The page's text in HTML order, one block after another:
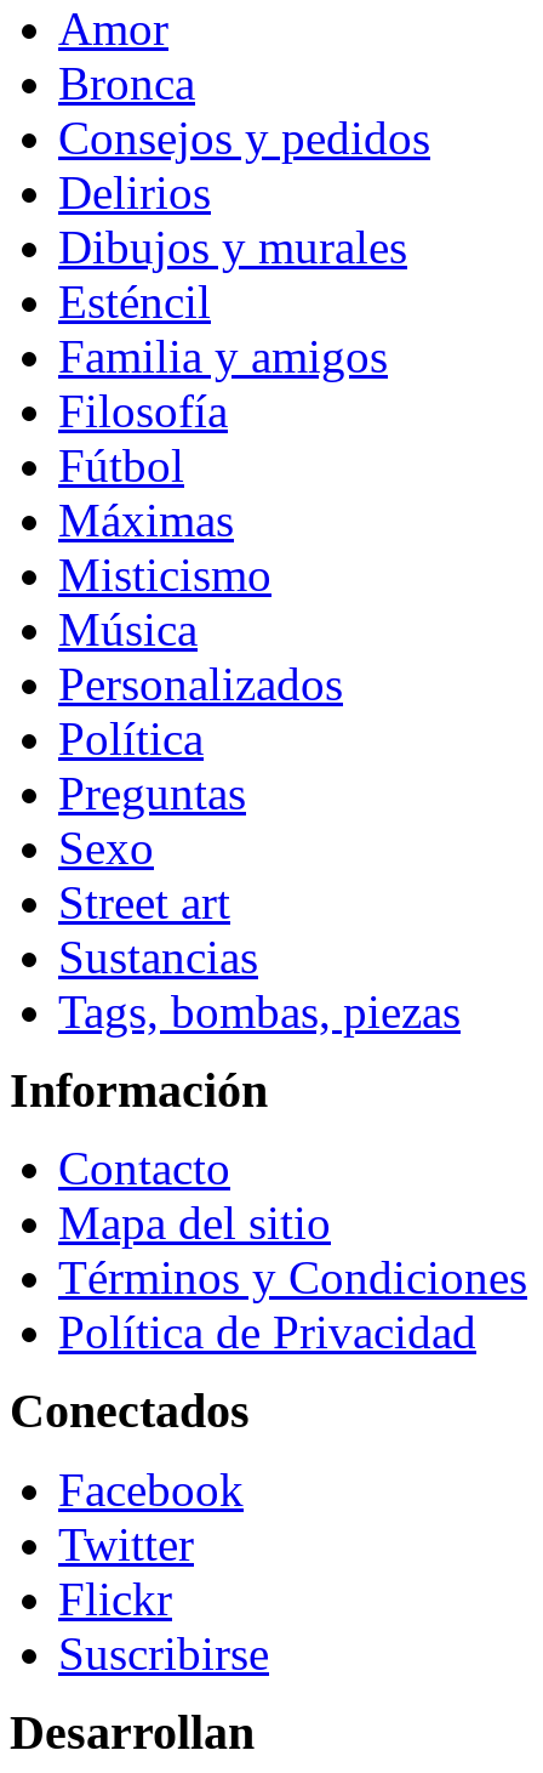
Amor
Bronca
Consejos y pedidos
Delirios
Dibujos y murales
Esténcil
Familia y amigos
Filosofía
Fútbol
Máximas
Misticismo
Música
Personalizados
Política
Preguntas
Sexo
Street art
Sustancias
Tags, bombas, piezas
Información
Contacto
Mapa del sitio
Términos y Condiciones
Política de Privacidad
Conectados
Facebook
Twitter
Flickr
Suscribirse
Desarrollan